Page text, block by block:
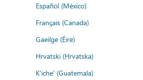
Español (México)
Français (Canada)
Gaeilge (Éire)
Hrvatski (Hrvatska)
K'iche' (Guatemala)